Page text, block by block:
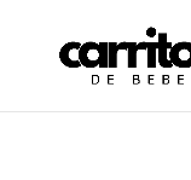
productos